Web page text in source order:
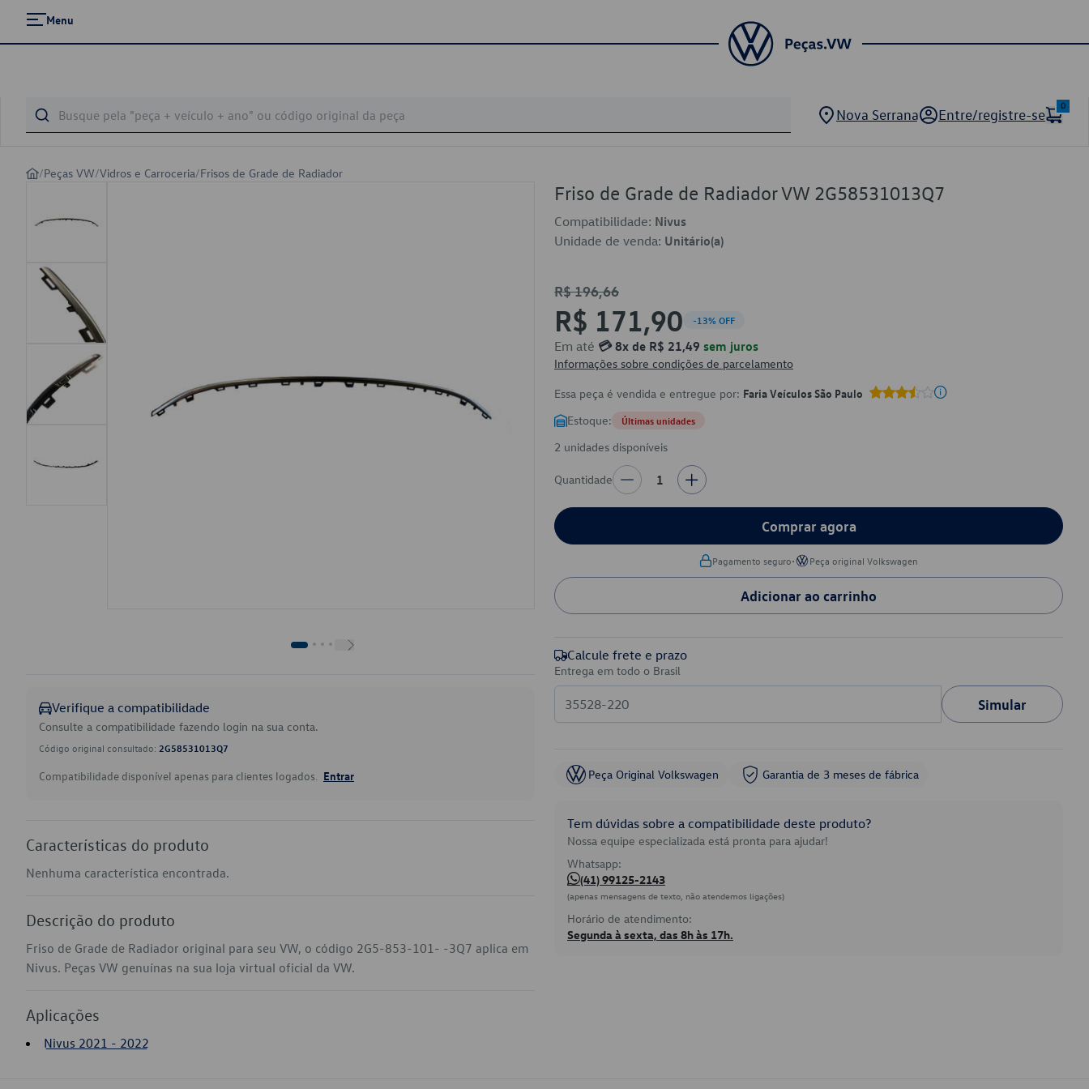
Menu
Nova Serrana Entre/registre-se
0
/Peças VW/Vidros e Carroceria/Frisos de Grade de Radiador
Verifique a compatibilidade
Consulte a compatibilidade fazendo login na sua conta.
Código original consultado: 2G58531013Q7
Compatibilidade disponível apenas para clientes logados. Entrar
Características do produto
Nenhuma característica encontrada.
Descrição do produto
Friso de Grade de Radiador original para seu VW, o código 2G5-853-101- -3Q7 aplica em
Nivus. Peças VW genuínas na sua loja virtual oficial da VW.
Aplicações
Nivus 2021 - 2022
Friso de Grade de Radiador VW 2G58531013Q7
Compatibilidade: Nivus
Unidade de venda: Unitário(a)
R$ 196,66
R$ 171,90 -13% OFF
Em até 💳 8x de R$ 21,49 sem juros
Informações sobre condições de parcelamento
Essa peça é vendida e entregue por: Faria Veículos São Paulo
Estoque: Últimas unidades
2 unidades disponíveis
Quantidade 1
Comprar agora
Pagamento seguro• Peça original Volkswagen
Adicionar ao carrinho
Calcule frete e prazo
Entrega em todo o Brasil
Simular
Peça Original Volkswagen Garantia de 3 meses de fábrica
Tem dúvidas sobre a compatibilidade deste produto?
Nossa equipe especializada está pronta para ajudar!
Whatsapp:
(41) 99125-2143
(apenas mensagens de texto, não atendemos ligações)
Horário de atendimento:
Segunda à sexta, das 8h às 17h.